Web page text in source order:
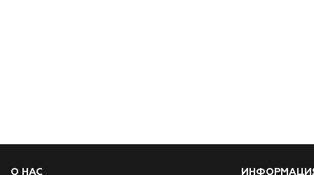
О НАС